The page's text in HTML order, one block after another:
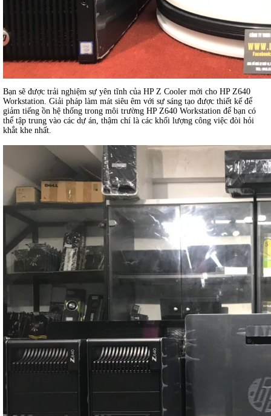
Bạn sẽ được trải nghiệm sự yên tĩnh của HP Z Cooler mới cho HP Z640
Workstation. Giải pháp làm mát siêu êm với sự sáng tạo được thiết kế để
giảm tiếng ồn hệ thống trong môi trường HP Z640 Workstation để bạn có
thể tập trung vào các dự án, thậm chí là các khối lượng công việc đòi hỏi
khắt khe nhất.